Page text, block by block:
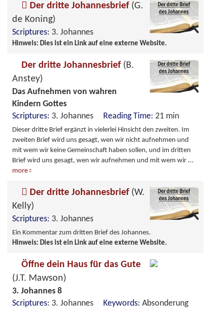
Der dritte Johannesbrief (G.
de Koning)
Scriptures: 3. Johannes
Hinweis: Dies ist ein Link auf eine externe Website.
Der dritte Johannesbrief (B.
Anstey)
Das Aufnehmen von wahren
Kindern Gottes
Scriptures: 3. Johannes Reading Time: 21 min
Dieser dritte Brief ergänzt in vielerlei Hinsicht den zweiten. Im
zweiten Brief wird uns gesagt, wen wir nicht aufnehmen und
mit wem wir keine Gemeinschaft haben sollen, und im dritten
Brief wird uns gesagt, wen wir aufnehmen und mit wem wir ...
more
Der dritte Johannesbrief (W.
Kelly)
Scriptures: 3. Johannes
Ein Kommentar zum dritten Brief des Johannes.
Hinweis: Dies ist ein Link auf eine externe Website.
Öffne dein Haus für das Gute
(J.T. Mawson)
3. Johannes 8
Scriptures: 3. Johannes Keywords: Absonderung